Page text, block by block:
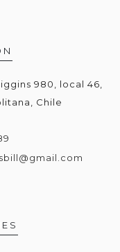
980, local 46,
Chile